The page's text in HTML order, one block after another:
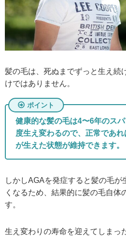
髪の毛は、死ぬまでずっと生え続
けではありません。
健康的な髪の毛は4〜6年のス
度生え変わるので、正常であ
が生えた状態が維持できます。
しかしAGAを発症すると髪の毛が
くなるため、結果的に髪の毛自体
す。
生え変わりの寿命を迎えてしまっ